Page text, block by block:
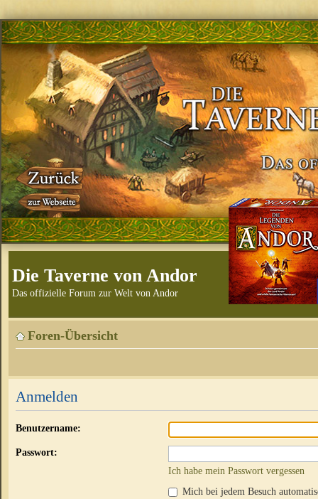
Die Taverne von Andor
Das offizielle Forum zur Welt von Andor
Foren-Übersicht
Anmelden
Benutzername:
Passwort:
Ich habe mein Passwort vergessen
Mich bei jedem Besuch